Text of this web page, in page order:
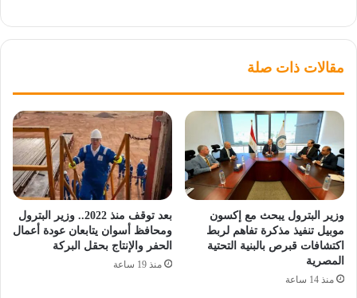
مقالات ذات صلة
وزير البترول يبحث مع إكسون
موبيل تنفيذ مذكرة تفاهم لربط
اكتشافات قبرص بالبنية التحتية
المصرية
منذ 14 ساعة
بعد توقف منذ 2022.. وزير البترول
ومحافظ أسوان يتابعان عودة أعمال
الحفر والإنتاج بحقل البركة
منذ 19 ساعة